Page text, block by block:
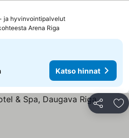
ja hyvinvointipalvelut
Arena Riga
Katso hinnat
Jaa